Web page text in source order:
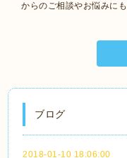
からのご相談やお悩みに
ブログ
2018-01-10 18:06:00